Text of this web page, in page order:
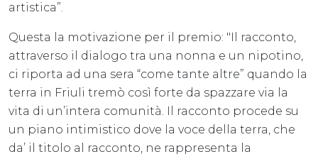
artistica”.
Questa la motivazione per il premio: "Il racconto,
attraverso il dialogo tra una nonna e un nipotino,
ci riporta ad una sera “come tante altre” quando la
terra in Friuli tremò così forte da spazzare via la
vita di un’intera comunità. Il racconto procede su
un piano intimistico dove la voce della terra, che
da’ il titolo al racconto, ne rappresenta la